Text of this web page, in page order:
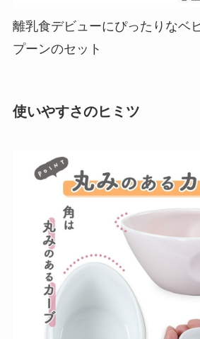
離乳食デビューにぴったりなベ
プーンのセット
使いやすさのヒミツ